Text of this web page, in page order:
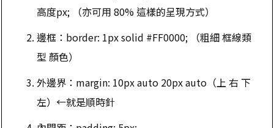
高度px; （亦可用 80% 這樣的呈現方式）
邊框：border: 1px solid #FF0000; （粗細 框線類
型 顏色）
外邊界：margin: 10px auto 20px auto（上 右 下
左）←就是順時針